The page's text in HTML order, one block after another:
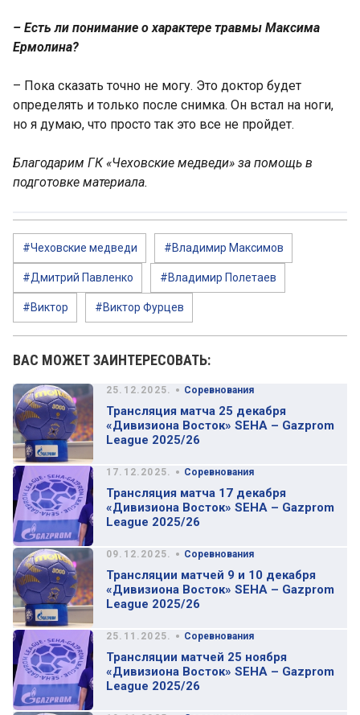
– Есть ли понимание о характере травмы Максима
Ермолина?
– Пока сказать точно не могу. Это доктор будет
определять и только после снимка. Он встал на ноги,
но я думаю, что просто так это все не пройдет.
Благодарим ГК «Чеховские медведи» за помощь в
подготовке материала.
#Чеховские медведи #Владимир Максимов
#Дмитрий Павленко #Владимир Полетаев
#Виктор #Виктор Фурцев
ВАС МОЖЕТ ЗАИНТЕРЕСОВАТЬ:
25.12.2025. • Соревнования
Трансляция матча 25 декабря
«Дивизиона Восток» SEHA – Gazprom
League 2025/26
17.12.2025. • Соревнования
Трансляция матча 17 декабря
«Дивизиона Восток» SEHA – Gazprom
League 2025/26
09.12.2025. • Соревнования
Трансляции матчей 9 и 10 декабря
«Дивизиона Восток» SEHA – Gazprom
League 2025/26
25.11.2025. • Соревнования
Трансляции матчей 25 ноября
«Дивизиона Восток» SEHA – Gazprom
League 2025/26